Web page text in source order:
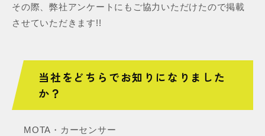
その際、弊社アンケートにもご協力いただけたので掲載
させていただきます!!
当社をどちらでお知りになりました
か？
MOTA・カーセンサー